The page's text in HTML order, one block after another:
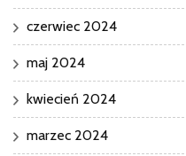
czerwiec 2024
maj 2024
kwiecień 2024
marzec 2024